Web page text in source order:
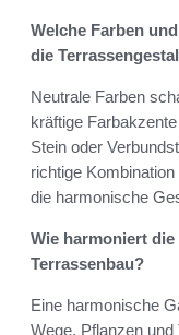
Welche Farben
die
Neutrale Farben
kräftige
Stein oder
richtige
die harmonische
Wie harmoniert
Terrassenbau?
Eine harmonische
Wege, Pflanzen